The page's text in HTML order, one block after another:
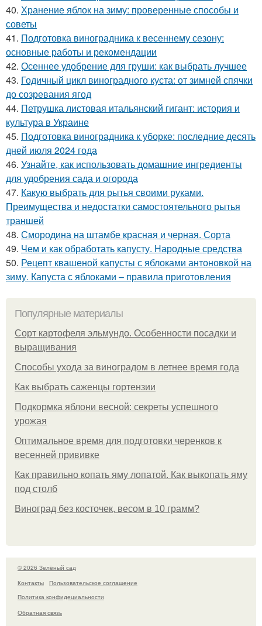
40. Хранение яблок на зиму: проверенные способы и
советы
41. Подготовка виноградника к весеннему сезону:
основные работы и рекомендации
42. Осеннее удобрение для груши: как выбрать лучшее
43. Годичный цикл виноградного куста: от зимней спячки
до созревания ягод
44. Петрушка листовая итальянский гигант: история и
культура в Украине
45. Подготовка виноградника к уборке: последние десять
дней июля 2024 года
46. Узнайте, как использовать домашние ингредиенты
для удобрения сада и огорода
47. Какую выбрать для рытья своими руками.
Преимущества и недостатки самостоятельного рытья
траншей
48. Смородина на штамбе красная и черная. Сорта
49. Чем и как обработать капусту. Народные средства
50. Рецепт квашеной капусты с яблоками антоновкой на
зиму. Капуста с яблоками – правила приготовления
Популярные материалы
Сорт картофеля эльмундо. Особенности посадки и
выращивания
Способы ухода за виноградом в летнее время года
Как выбрать саженцы гортензии
Подкормка яблони весной: секреты успешного
урожая
Оптимальное время для подготовки черенков к
весенней прививке
Как правильно копать яму лопатой. Как выкопать яму
под столб
Виноград без косточек, весом в 10 грамм?
© 2026 Зелёный сад
Контакты
Пользовательское соглашение
Политика конфидециальности
Обратная связь